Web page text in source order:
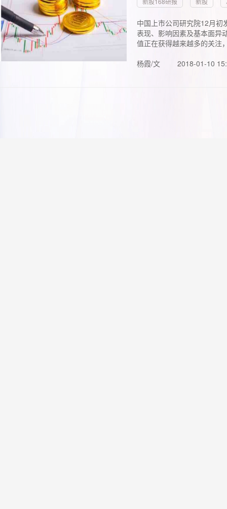
中国上市公司研究院12月初
表现、影响因素及基本面异
值正在获得越来越多的关注
杨霞/文
2018-01-10